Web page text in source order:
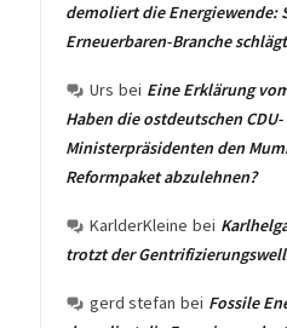
demoliert die Energiewende:
Erneuerbaren-Branche
Urs bei Eine Erklärung
Haben die ostdeutschen CDU-
Ministerpräsidenten den
Reformpaket abzulehnen?
KarlderKleine bei
trotzt der
gerd stefan bei Fossile